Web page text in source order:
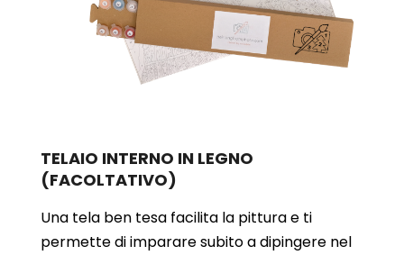
TELAIO INTERNO IN LEGNO
(FACOLTATIVO)
Una tela ben tesa facilita la pittura e ti
permette di imparare subito a dipingere nel